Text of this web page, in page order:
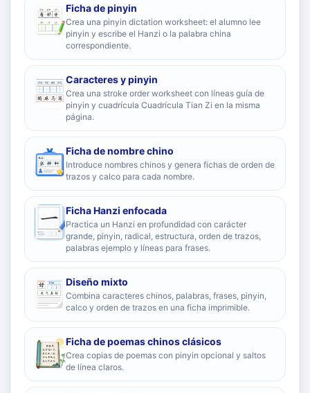
Ficha de pinyin
Crea una pinyin dictation worksheet: el alumno lee
pinyin y escribe el Hanzi o la palabra china
correspondiente.
Caracteres y pinyin
Crea una stroke order worksheet con líneas guía de
pinyin y cuadrícula Cuadrícula Tian Zi en la misma
página.
Ficha de nombre chino
Introduce nombres chinos y genera fichas de orden de
trazos y calco para cada nombre.
Ficha Hanzi enfocada
Practica un Hanzi en profundidad con carácter
grande, pinyin, radical, estructura, orden de trazos,
palabras ejemplo y líneas para frases.
Diseño mixto
Combina caracteres chinos, palabras, frases, pinyin,
calco y orden de trazos en una ficha imprimible.
Ficha de poemas chinos clásicos
Crea copias de poemas con pinyin opcional y saltos
de línea claros.